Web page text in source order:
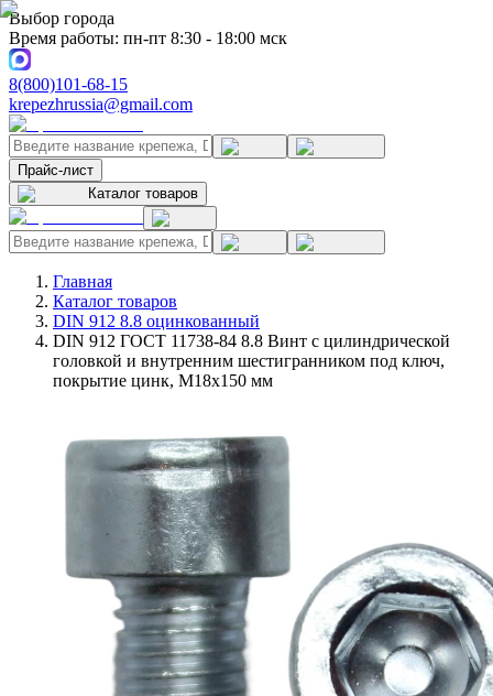
Выбор города
Время работы: пн-пт 8:30 - 18:00 мск
8(800)101-68-15
krepezhrussia@gmail.com
Прайс-лист
Каталог товаров
Главная
Каталог товаров
DIN 912 8.8 оцинкованный
DIN 912 ГОСТ 11738-84 8.8 Винт с цилиндрической
головкой и внутренним шестигранником под ключ,
покрытие цинк, M18x150 мм